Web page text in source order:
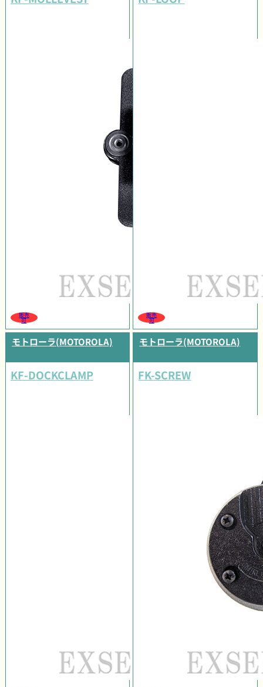
販売
可
販売
可
モトローラ(MOTOROLA)
KF-DOCKCLAMP
モトローラ(MOTOROLA)
FK-SCREW